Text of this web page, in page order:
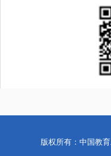
版权所有：中国教